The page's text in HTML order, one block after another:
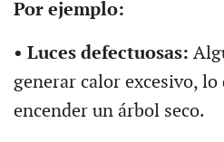
Por ejemplo:
• Luces defectuosas:
generar calor excesivo, lo
encender un árbol seco.